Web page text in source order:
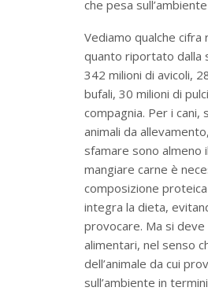
che pesa
Vediamo qualche
quanto riportato dalla
342 milioni di avicoli,
bufali, 30 milioni di
compagnia. Per i
animali da
sfamare sono almeno
mangiare carne è
composizione
integra la dieta,
provocare. Ma si
alimentari, nel senso
dell’animale da cui
sull’ambiente in